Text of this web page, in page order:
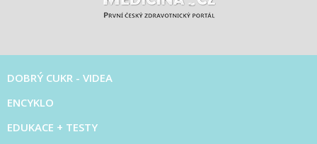
DOBRÝ CUKR - VIDEA
ENCYKLO
EDUKACE + TESTY